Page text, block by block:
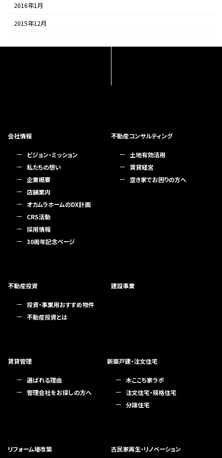
2016年1月
2015年12月
会社情報
ビジョン・ミッション
私たちの想い
企業概要
店舗案内
オカムラホームのDX計画
CRS活動
採用情報
30周年記念ページ
不動産コンサルティング
土地有効活用
賃貸経営
空き家でお困りの方へ
不動産投資
投資・事業用おすすめ物件
不動産投資とは
建設事業
賃貸管理
選ばれる理由
管理会社をお探しの方へ
新築戸建・注文住宅
木ここち家ラボ
注文住宅・規格住宅
分譲住宅
リフォーム増改築 古民家再生・リノベーション